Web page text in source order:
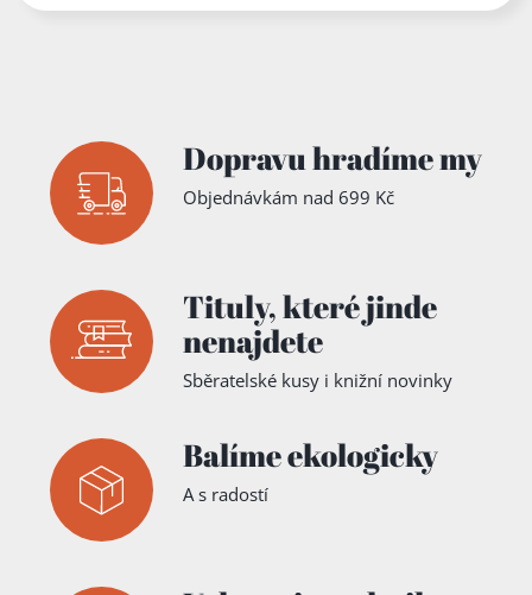
Dopravu hradíme my
Objednávkám nad 699 Kč
Tituly,které jinde
nenajdete
Sběratelské kusy i knižní novinky
Balíme ekologicky
A s radostí